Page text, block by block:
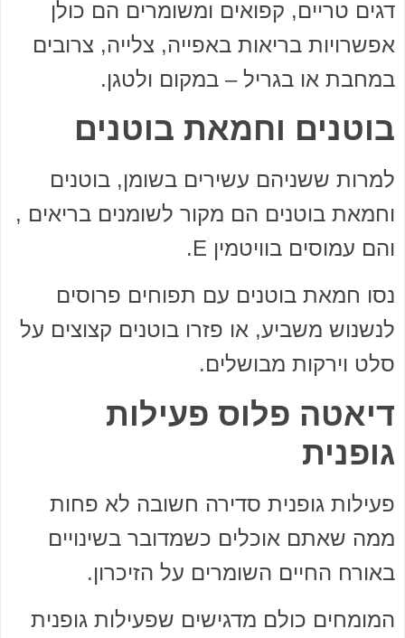
דגים טריים, קפואים ומשומרים הם כולן
אפשרויות בריאות באפייה, צלייה, צרובים
במחבת או בגריל – במקום ולטגן.
בוטנים וחמאת בוטנים
למרות ששניהם עשירים בשומן, בוטנים
וחמאת בוטנים הם מקור לשומנים בריאים ,
והם עמוסים בוויטמין E.
נסו חמאת בוטנים עם תפוחים פרוסים
לנשנוש משביע, או פזרו בוטנים קצוצים על
סלט וירקות מבושלים.
דיאטה פלוס פעילות
גופנית
פעילות גופנית סדירה חשובה לא פחות
ממה שאתם אוכלים כשמדובר בשינויים
באורח החיים השומרים על הזיכרון.
המומחים כולם מדגישים שפעילות גופנית